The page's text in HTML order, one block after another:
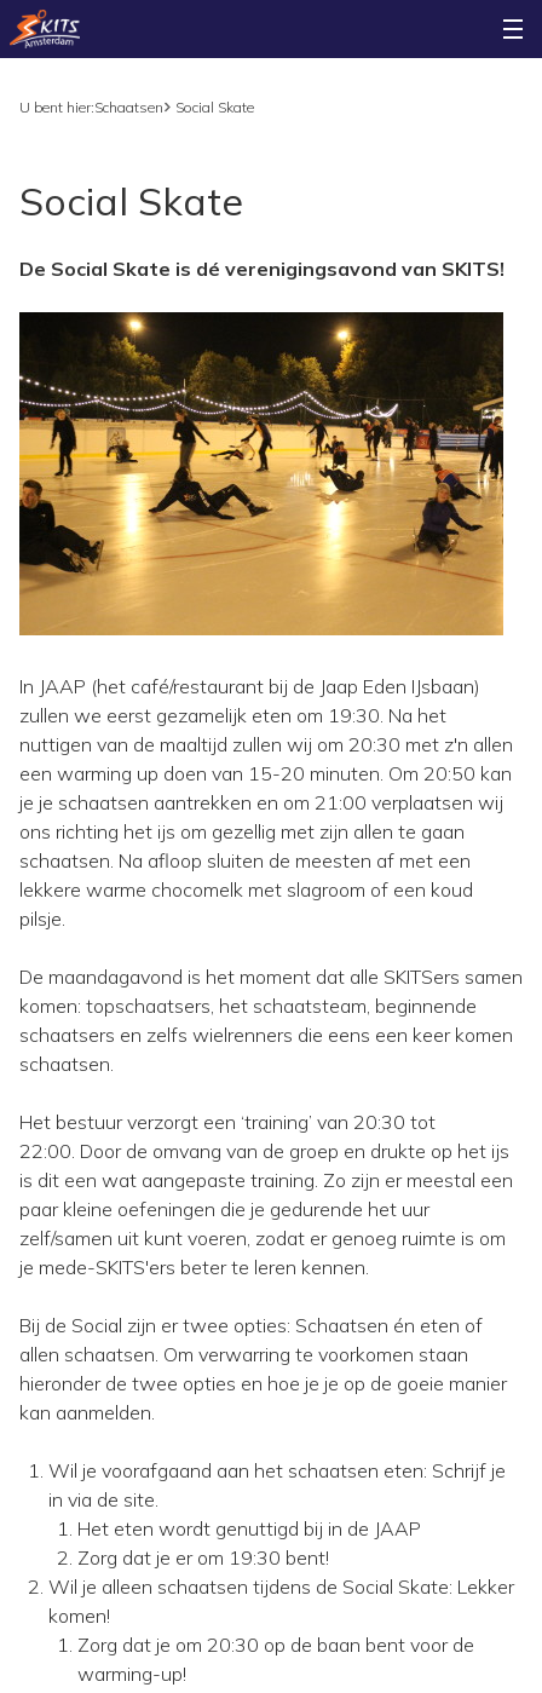
U bent hier:Schaatsen Social Skate
Social Skate
De Social Skate is dé verenigingsavond van SKITS!
In JAAP (het café/restaurant bij de Jaap Eden IJsbaan)
zullen we eerst gezamelijk eten om 19:30. Na het
nuttigen van de maaltijd zullen wij om 20:30 met z'n allen
een warming up doen van 15-20 minuten. Om 20:50 kan
je je schaatsen aantrekken en om 21:00 verplaatsen wij
ons richting het ijs om gezellig met zijn allen te gaan
schaatsen. Na afloop sluiten de meesten af met een
lekkere warme chocomelk met slagroom of een koud
pilsje.
De maandagavond is het moment dat alle SKITSers samen
komen: topschaatsers, het schaatsteam, beginnende
schaatsers en zelfs wielrenners die eens een keer komen
schaatsen.
Het bestuur verzorgt een ‘training’ van 20:30 tot
22:00. Door de omvang van de groep en drukte op het ijs
is dit een wat aangepaste training. Zo zijn er meestal een
paar kleine oefeningen die je gedurende het uur
zelf/samen uit kunt voeren, zodat er genoeg ruimte is om
je mede-SKITS'ers beter te leren kennen.
Bij de Social zijn er twee opties: Schaatsen én eten of
allen schaatsen. Om verwarring te voorkomen staan
hieronder de twee opties en hoe je je op de goeie manier
kan aanmelden.
Wil je voorafgaand aan het schaatsen eten: Schrijf je
in via de site.
Het eten wordt genuttigd bij in de JAAP
Zorg dat je er om 19:30 bent!
Wil je alleen schaatsen tijdens de Social Skate: Lekker
komen!
Zorg dat je om 20:30 op de baan bent voor de
warming-up!